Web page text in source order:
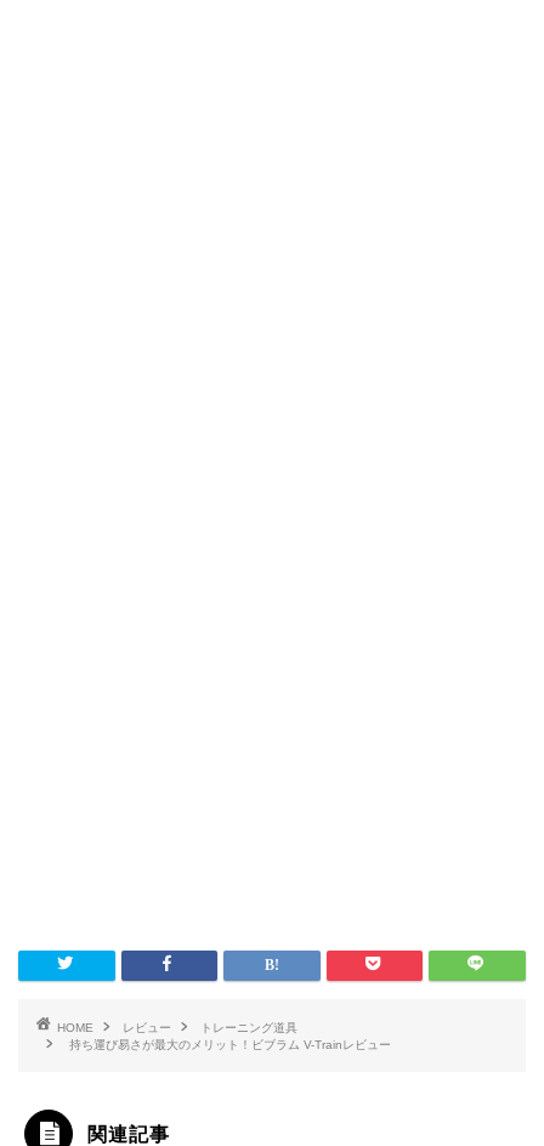
HOME レビュー
トレーニング道具
持ち運び易さが最大のメリット！ビブラム V-Trainレビュー
関連記事